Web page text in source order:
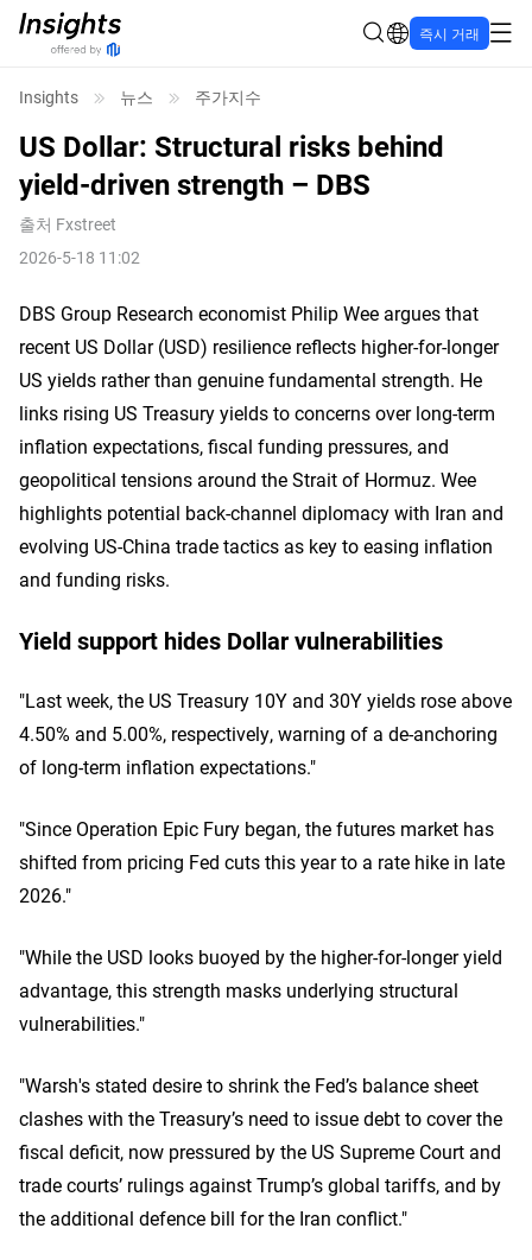
즉시 거래
Insights 뉴스 주가지수
US Dollar: Structural risks behind
yield-driven strength – DBS
출처 Fxstreet
2026-5-18 11:02
DBS Group Research economist Philip Wee argues that
recent US Dollar (USD) resilience reflects higher-for-longer
US yields rather than genuine fundamental strength. He
links rising US Treasury yields to concerns over long-term
inflation expectations, fiscal funding pressures, and
geopolitical tensions around the Strait of Hormuz. Wee
highlights potential back-channel diplomacy with Iran and
evolving US-China trade tactics as key to easing inflation
and funding risks.
Yield support hides Dollar vulnerabilities
"Last week, the US Treasury 10Y and 30Y yields rose above
4.50% and 5.00%, respectively, warning of a de-anchoring
of long-term inflation expectations."
"Since Operation Epic Fury began, the futures market has
shifted from pricing Fed cuts this year to a rate hike in late
2026."
"While the USD looks buoyed by the higher-for-longer yield
advantage, this strength masks underlying structural
vulnerabilities."
"Warsh's stated desire to shrink the Fed’s balance sheet
clashes with the Treasury’s need to issue debt to cover the
fiscal deficit, now pressured by the US Supreme Court and
trade courts’ rulings against Trump’s global tariffs, and by
the additional defence bill for the Iran conflict."